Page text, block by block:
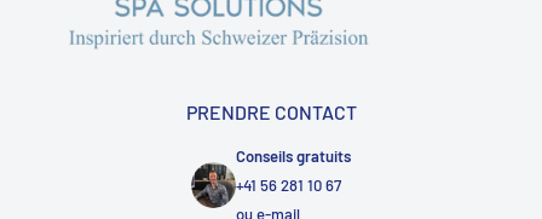
PRENDRE CONTACT
Conseils gratuits
+41 56 281 10 67
oue-mail